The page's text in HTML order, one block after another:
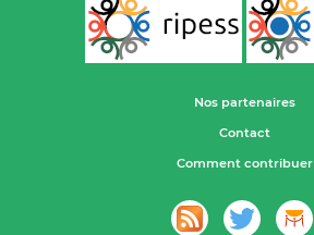
Nos partenaires
Contact
Comment contribuer